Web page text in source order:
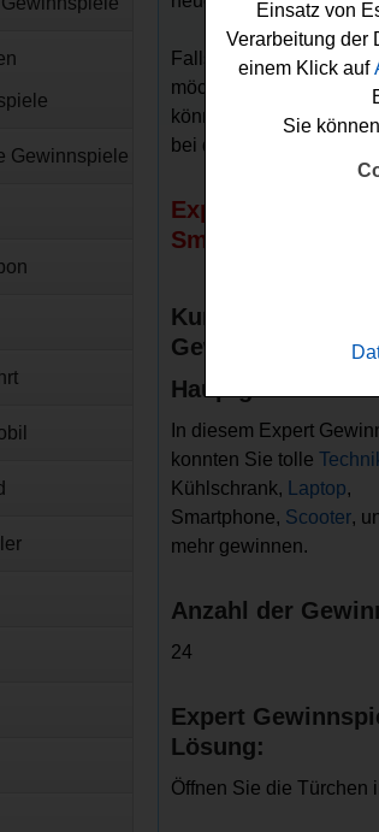
Falls Sie bei dem
möchten, müssen Sie
können sich dort Ihre
bei diesem schönen
Expert verlost
Smartphone,
Kurz-Infos zum
Gewinnspiel
Hauptgewinne:
In diesem Expert
konnten Sie tolle
Kühlschrank,
Laptop,
Smartphone, Scooter,
mehr gewinnen.
Anzahl der
24
Expert
Lösung:
Öffnen Sie die Türchen
Gewinnspiele
Einsatz von
Verarbeitung der
einem Klick auf
Sie